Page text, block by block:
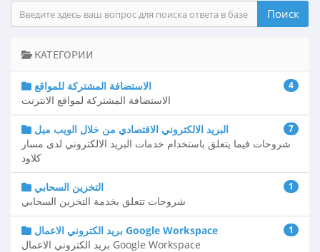
КАТЕГОРИИ
الاستضافة المشتركة للمواقع 4
الاستضافة المشتركة لمواقع الانترنت
البريد الالكتروني الاقتصادي من خلال الويب ميل 7
شروحات فيما يتعلق باستخدام خدمات البريد الالكتروني لدى مسار
كلاود
التخزين السحابي 1
شروحات تتعلق بخدمة التخزين السحابي
بريد الكتروني الاعمال Google Workspace 1
بريد الكتروني الاعمال Google Workspace